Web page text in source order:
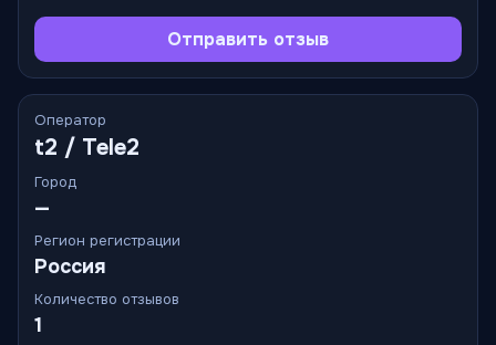
Отправить отзыв
Оператор
t2 / Tele2
Город
—
Регион регистрации
Россия
Количество отзывов
1